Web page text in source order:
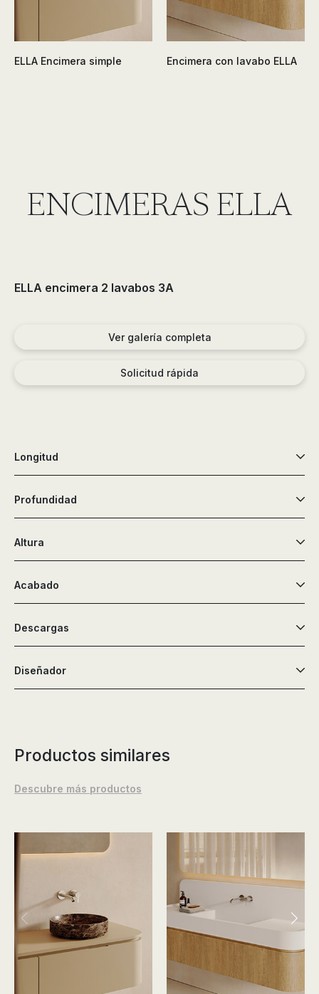
ELLA Encimera simple Encimera con lavabo ELLA
ENCIMERAS ELLA
ELLA encimera 2 lavabos 3A
Ver galería completa
Solicitud rápida
Longitud
Profundidad
Altura
Acabado
Descargas
Diseñador
Productos similares
Descubre más productos